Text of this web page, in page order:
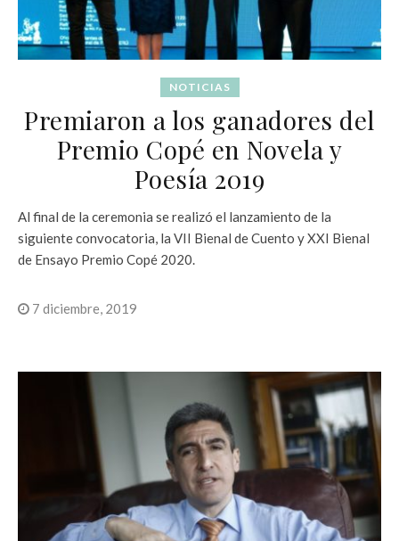
NOTICIAS
Premiaron a los ganadores del
Premio Copé en Novela y
Poesía 2019
Al final de la ceremonia se realizó el lanzamiento de la
siguiente convocatoria, la VII Bienal de Cuento y XXI Bienal
de Ensayo Premio Copé 2020.
7 diciembre, 2019